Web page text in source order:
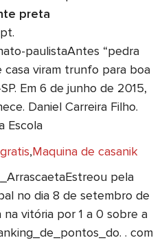
preta
paulistaAntes “pedra
casa viram trunfo para boa
Em 6 de junho de 2015,
Daniel Carreira Filho.
Escola
,Maquina de casanik
pela
no dia 8 de setembro de
na vitória por 1 a 0 sobre a
. com